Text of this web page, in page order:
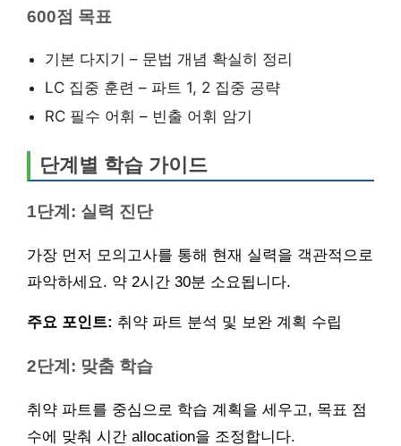
600점 목표
기본 다지기 – 문법 개념 확실히 정리
LC 집중 훈련 – 파트 1, 2 집중 공략
RC 필수 어휘 – 빈출 어휘 암기
단계별 학습 가이드
1단계: 실력 진단
가장 먼저 모의고사를 통해 현재 실력을 객관적으로
파악하세요. 약 2시간 30분 소요됩니다.
주요 포인트: 취약 파트 분석 및 보완 계획 수립
2단계: 맞춤 학습
취약 파트를 중심으로 학습 계획을 세우고, 목표 점
수에 맞춰 시간 allocation을 조정합니다.